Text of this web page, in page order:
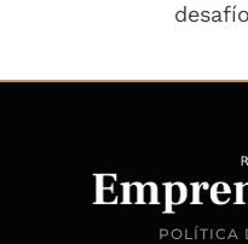
POLÍTICA